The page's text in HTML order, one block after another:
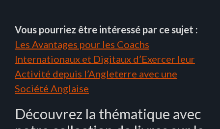
Vous pourriez être intéressé par ce sujet :
Les Avantages pour les Coachs
Internationaux et Digitaux d’Exercer leur
Activité depuis l’Angleterre avec une
Société Anglaise
Découvrez la thématique avec